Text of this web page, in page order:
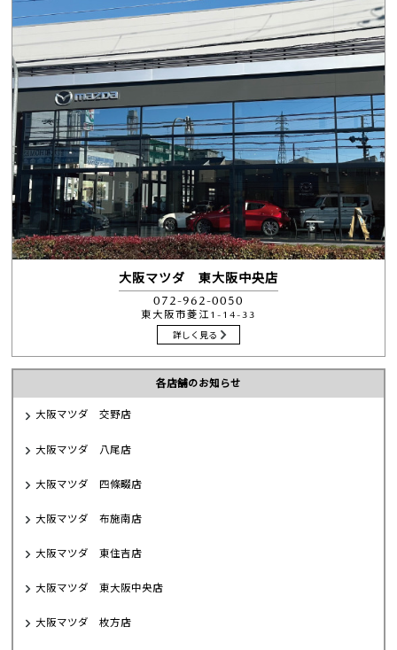
大阪マツダ 東大阪中央店
072-962-0050
東大阪市菱江1-14-33
詳しく見る
各店舗のお知らせ
大阪マツダ 交野店
大阪マツダ 八尾店
大阪マツダ 四條畷店
大阪マツダ 布施南店
大阪マツダ 東住吉店
大阪マツダ 東大阪中央店
大阪マツダ 枚方店